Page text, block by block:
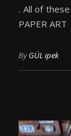
. All of
PAPER
ByGÜL ipek